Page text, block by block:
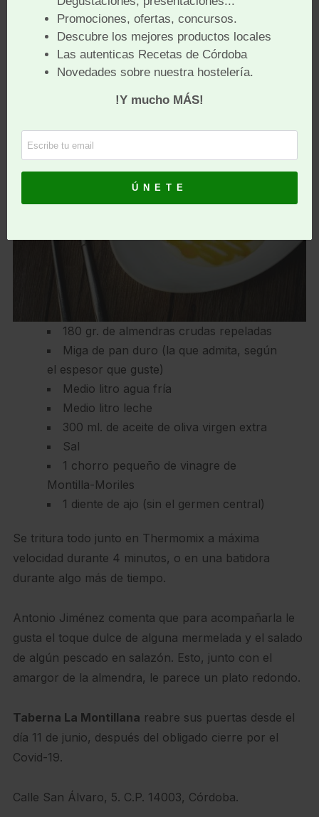
Receta de Mazamorra cordobesa con
emulsión de carne membrillo y bacalao
ahumado
Ingredientes (para 4 a 6 comensales):
180 gr. de almendras crudas repeladas
Miga de pan duro (la que admita, según
el espesor que guste)
Medio litro agua fría
Medio litro leche
300 ml. de aceite de oliva virgen extra
Sal
1 chorro pequeño de vinagre de
Montilla-Moriles
1 diente de ajo (sin el germen central)
Se tritura todo junto en Thermomix a máxima
velocidad durante 4 minutos, o en una batidora
durante algo más de tiempo.
Antonio Jiménez comenta que para acompañarla le
gusta el toque dulce de alguna mermelada y el salado
de algún pescado en salazón. Esto, junto con el
amargor de la almendra, le parece un plato redondo.
Taberna La Montillana reabre sus puertas desde el
día 11 de junio, después del obligado cierre por el
Covid-19.
Calle San Álvaro, 5. C.P. 14003, Córdoba.